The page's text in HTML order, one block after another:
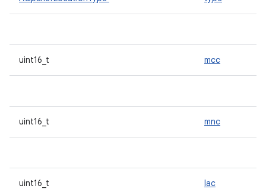
uint16_t mcc
uint16_t mnc
uint16_t lac